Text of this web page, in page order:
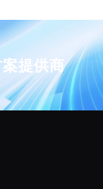
提供商